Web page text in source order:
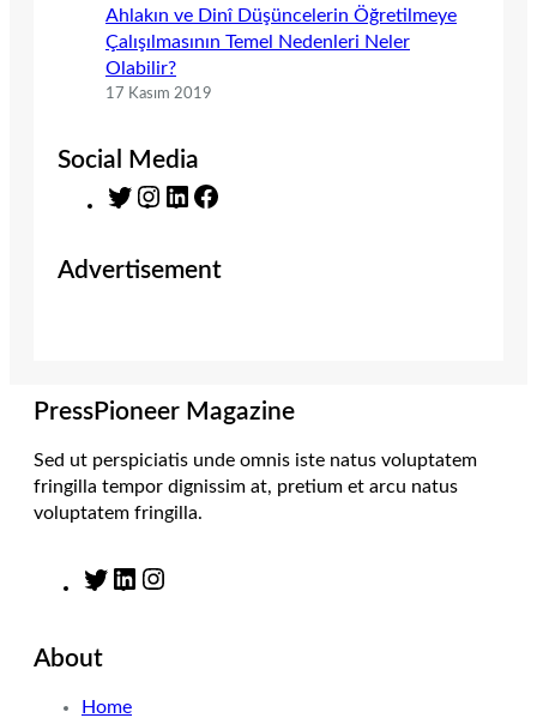
Ahlakın ve Dinî Düşüncelerin Öğretilmeye
Çalışılmasının Temel Nedenleri Neler
Olabilir?
17 Kasım 2019
Social Media
T
t
t
m
L
k
e
Advertisement
PressPioneer Magazine
Sed ut perspiciatis unde omnis iste natus voluptatem
fringilla tempor dignissim at, pretium et arcu natus
voluptatem fringilla.
T
e
L
About
Home